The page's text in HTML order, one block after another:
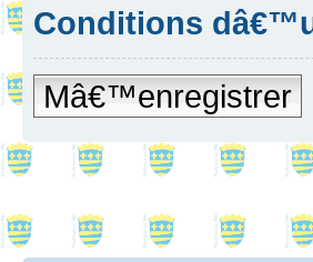
Conditions
Mâ€™enregistrer